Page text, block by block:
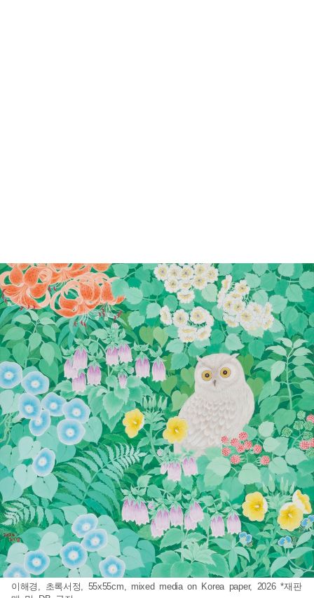
이해경, 초록서정, 55x55cm, mixed media on Korea paper, 2026 *재판